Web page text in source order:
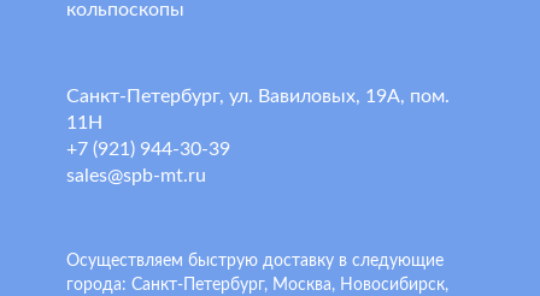
кольпоскопы
Санкт-Петербург, ул. Вавиловых, 19А, пом.
11Н
+7 (921) 944-30-39
sales@spb-mt.ru
Осуществляем быструю доставку в следующие
города: Санкт-Петербург, Москва, Новосибирск,